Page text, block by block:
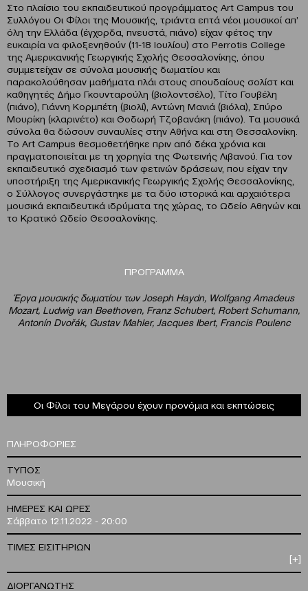
Στο πλαίσιο του εκπαιδευτικού προγράμματος Art Campus του
Συλλόγου Οι Φίλοι της Μουσικής, τριάντα επτά νέοι μουσικοί απ’
όλη την Ελλάδα (έγχορδα, πνευστά, πιάνο) είχαν φέτος την
ευκαιρία να φιλοξενηθούν (11-18 Ιουλίου) στο Perrotis College
της Αμερικανικής Γεωργικής Σχολής Θεσσαλονίκης, όπου
συμμετείχαν σε σύνολα μουσικής δωματίου και
παρακολούθησαν μαθήματα πλάι στους σπουδαίους σολίστ και
καθηγητές Δήμο Γκουνταρούλη (βιολοντσέλο), Τίτο Γουβέλη
(πιάνο), Γιάννη Κορμπέτη (βιολί), Αντώνη Μανιά (βιόλα), Σπύρο
Μουρίκη (κλαρινέτο) και Θοδωρή Τζοβανάκη (πιάνο). Τα μουσικά
σύνολα θα δώσουν συναυλίες στην Αθήνα και στη Θεσσαλονίκη.
Το Art Campus θεσμοθετήθηκε πριν από δέκα χρόνια και
πραγματοποιείται με τη χορηγία της Φωτεινής Λιβανού. Για τον
εκπαιδευτικό σχεδιασμό των φετινών δράσεων, που είχαν την
υποστήριξη της Αμερικανικής Γεωργικής Σχολής Θεσσαλονίκης,
ο Σύλλογος συνεργάστηκε με τα δύο ιστορικά και αρχαιότερα
μουσικά εκπαιδευτικά ιδρύματα της χώρας, το Ωδείο Αθηνών και
το Κρατικό Ωδείο Θεσσαλονίκης.
ΠΡΟΓΡΑΜΜΑ
Έργα μουσικής δωματίου των Joseph Haydn, Wolfgang Amadeus
Mozart, Ludwig van Beethoven, Franz Schubert, Robert Schumann,
Antonín Dvořák, Gustav Mahler, Jacques Ibert, Francis Poulenc
Οι Φίλοι του Μεγάρου έχουν προνόμια και εκπτώσεις
ΠΛΗΡΟΦΟΡΙΕΣ
ΤΥΠΟΣ
Μουσική
ΗΜΕΡΕΣ ΚΑΙ ΩΡΕΣ
Σάββατο 12.11.2022 - 20:00
ΤΙΜΕΣ ΕΙΣΙΤΗΡΙΩΝ
[+]
ΔΙΟΡΓΑΝΩΤΗΣ